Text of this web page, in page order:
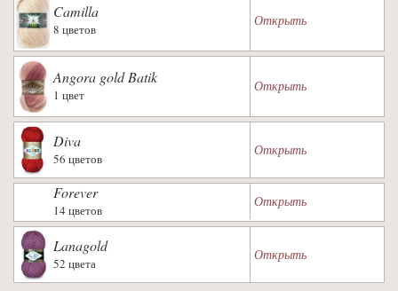
Camilla
8 цветов
Открыть
Angora gold Batik
1 цвет
Открыть
Diva
56 цветов
Открыть
Forever
14 цветов
Открыть
Lanagold
52 цвета
Открыть